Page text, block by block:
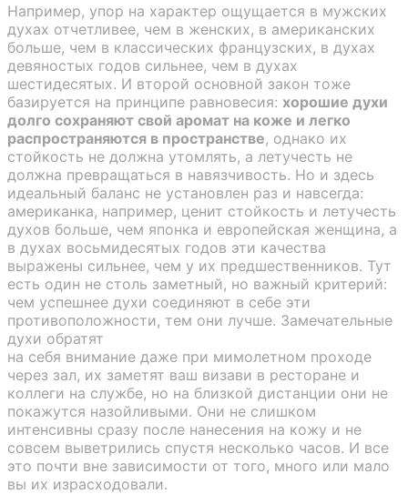
Например, упор на характер ощущается в мужских
духах отчетливее, чем в женских, в американских
больше, чем в классических французских, в духах
девяностых годов сильнее, чем в духах
шестидесятых. И второй основной закон тоже
базируется на принципе равновесия: хорошие духи
долго сохраняют свой аромат на коже и легко
распространяются в пространстве, однако их
стойкость не должна утомлять, а летучесть не
должна превращаться в навязчивость. Но и здесь
идеальный баланс не установлен раз и навсегда:
американка, например, ценит стойкость и летучесть
духов больше, чем японка и европейская женщина, а
в духах восьмидесятых годов эти качества
выражены сильнее, чем у их предшественников. Тут
есть один не столь заметный, но важный критерий:
чем успешнее духи соединяют в себе эти
противоположности, тем они лучше. Замечательные
духи обратят
на себя внимание даже при мимолетном проходе
через зал, их заметят ваш визави в ресторане и
коллеги на службе, но на близкой дистанции они не
покажутся назойливыми. Они не слишком
интенсивны сразу после нанесения на кожу и не
совсем выветрились спустя несколько часов. И все
это почти вне зависимости от того, много или мало
вы их израсходовали.